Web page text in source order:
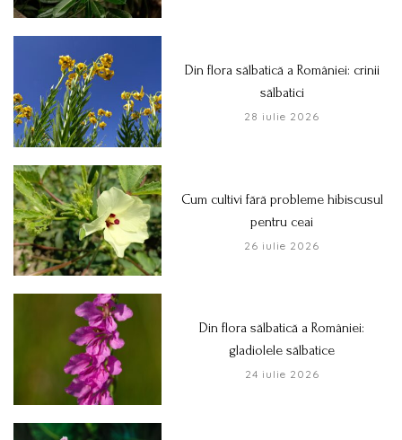
Din flora sălbatică a României: crinii
sălbatici
28 iulie 2026
Cum cultivi fără probleme hibiscusul
pentru ceai
26 iulie 2026
Din flora sălbatică a României:
gladiolele sălbatice
24 iulie 2026